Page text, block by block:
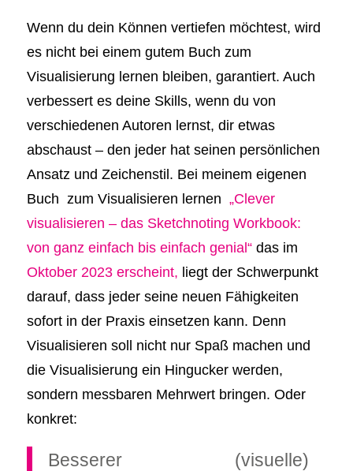
Wenn du dein Können vertiefen möchtest, wird
es nicht bei einem gutem Buch zum
Visualisierung lernen bleiben, garantiert. Auch
verbessert es deine Skills, wenn du von
verschiedenen Autoren lernst, dir etwas
abschaust – den jeder hat seinen persönlichen
Ansatz und Zeichenstil. Bei meinem eigenen
Buch zum Visualisieren lernen „Clever
visualisieren – das Sketchnoting Workbook:
von ganz einfach bis einfach genial“das im
Oktober 2023 erscheint, liegt der Schwerpunkt
darauf, dass jeder seine neuen Fähigkeiten
sofort in der Praxis einsetzen kann. Denn
Visualisieren soll nicht nur Spaß machen und
die Visualisierung ein Hingucker werden,
sondern messbaren Mehrwert bringen. Oder
konkret:
Besserer (visuelle)